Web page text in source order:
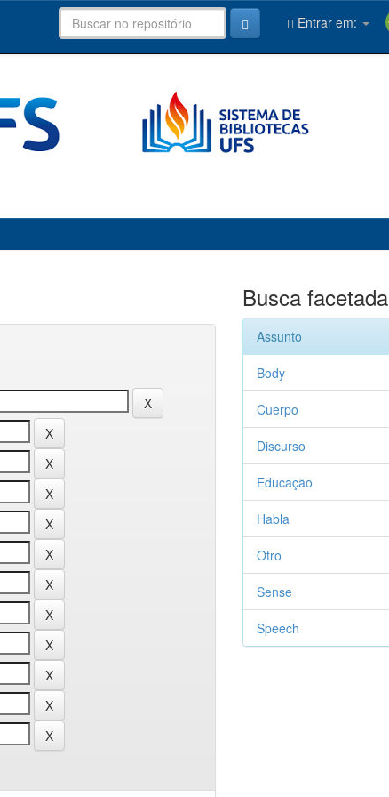
Entrar em:
Busca facetada
Assunto
Body
Cuerpo
Discurso
Educação
Habla
Otro
Sense
Speech